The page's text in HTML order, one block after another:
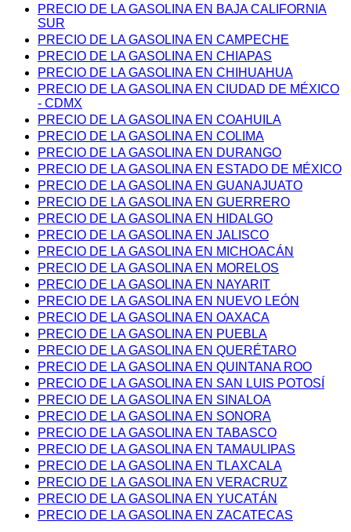
PRECIO DE LA GASOLINA EN BAJA CALIFORNIA
SUR
PRECIO DE LA GASOLINA EN CAMPECHE
PRECIO DE LA GASOLINA EN CHIAPAS
PRECIO DE LA GASOLINA EN CHIHUAHUA
PRECIO DE LA GASOLINA EN CIUDAD DE MÉXICO
- CDMX
PRECIO DE LA GASOLINA EN COAHUILA
PRECIO DE LA GASOLINA EN COLIMA
PRECIO DE LA GASOLINA EN DURANGO
PRECIO DE LA GASOLINA EN ESTADO DE MÉXICO
PRECIO DE LA GASOLINA EN GUANAJUATO
PRECIO DE LA GASOLINA EN GUERRERO
PRECIO DE LA GASOLINA EN HIDALGO
PRECIO DE LA GASOLINA EN JALISCO
PRECIO DE LA GASOLINA EN MICHOACÁN
PRECIO DE LA GASOLINA EN MORELOS
PRECIO DE LA GASOLINA EN NAYARIT
PRECIO DE LA GASOLINA EN NUEVO LEÓN
PRECIO DE LA GASOLINA EN OAXACA
PRECIO DE LA GASOLINA EN PUEBLA
PRECIO DE LA GASOLINA EN QUERÉTARO
PRECIO DE LA GASOLINA EN QUINTANA ROO
PRECIO DE LA GASOLINA EN SAN LUIS POTOSÍ
PRECIO DE LA GASOLINA EN SINALOA
PRECIO DE LA GASOLINA EN SONORA
PRECIO DE LA GASOLINA EN TABASCO
PRECIO DE LA GASOLINA EN TAMAULIPAS
PRECIO DE LA GASOLINA EN TLAXCALA
PRECIO DE LA GASOLINA EN VERACRUZ
PRECIO DE LA GASOLINA EN YUCATÁN
PRECIO DE LA GASOLINA EN ZACATECAS